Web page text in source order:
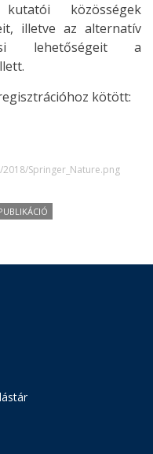
közösségek
illetve az alternatív
lehetőségeit a
kötött:
Springer_Nature.png